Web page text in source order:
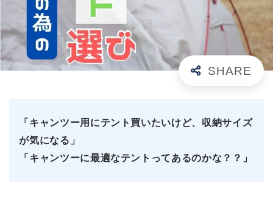
「キャンツー用にテント買いたいけど、収納サイズ
が気になる」
「キャンツーに最適なテントってあるのかな？？」